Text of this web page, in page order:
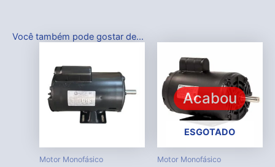
Você também pode gostar de…
Motor Monofásico
Acabou
ESGOTADO
Motor Monofásico